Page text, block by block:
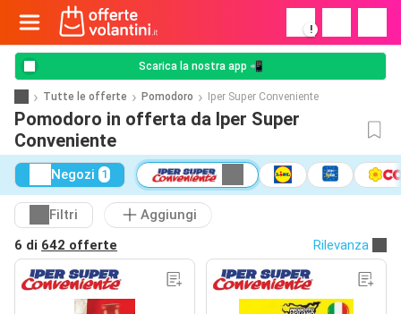
!
Scarica la nostra app 📲
Tutte le offerte Pomodoro Iper Super Conveniente
Pomodoro in offerta da Iper Super
Conveniente
Negozi 1
Filtri
Aggiungi
6 di 642 offerte Rilevanza